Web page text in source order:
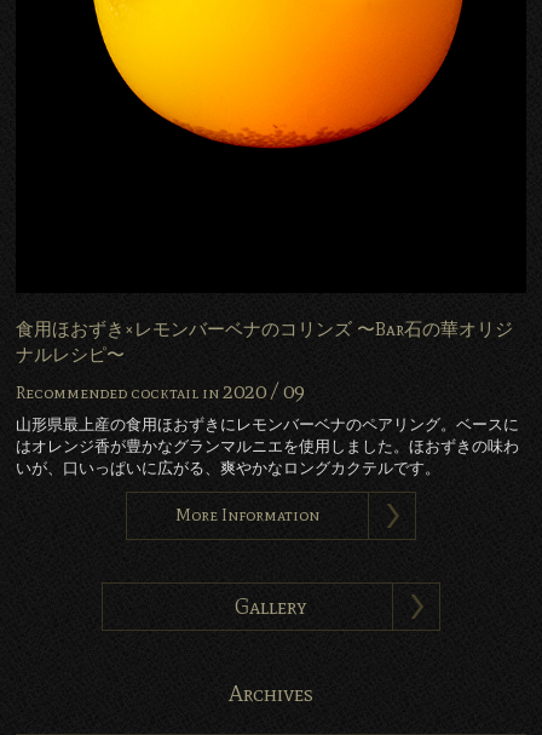
食用ほおずき×レモンバーベナのコリンズ 〜Bar石の華オリジ
ナルレシピ〜
Recommended cocktail in2020 /09
山形県最上産の食用ほおずきにレモンバーベナのペアリング。ベースに
はオレンジ香が豊かなグランマルニエを使用しました。ほおずきの味わ
いが、口いっぱいに広がる、爽やかなロングカクテルです。
More Information
Gallery
Archives